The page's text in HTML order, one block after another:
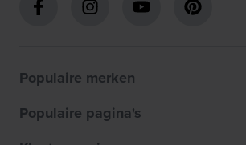
Populaire merken
Populaire pagina's